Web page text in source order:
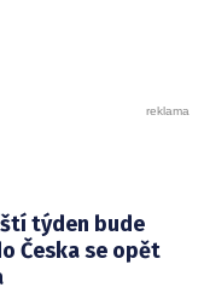
týden bude
Česka se opět